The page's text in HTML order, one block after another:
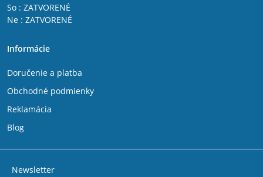
So : ZATVORENÉ
Ne : ZATVORENÉ
Informácie
Doručenie a platba
Obchodné podmienky
Reklamácia
Blog
Newsletter